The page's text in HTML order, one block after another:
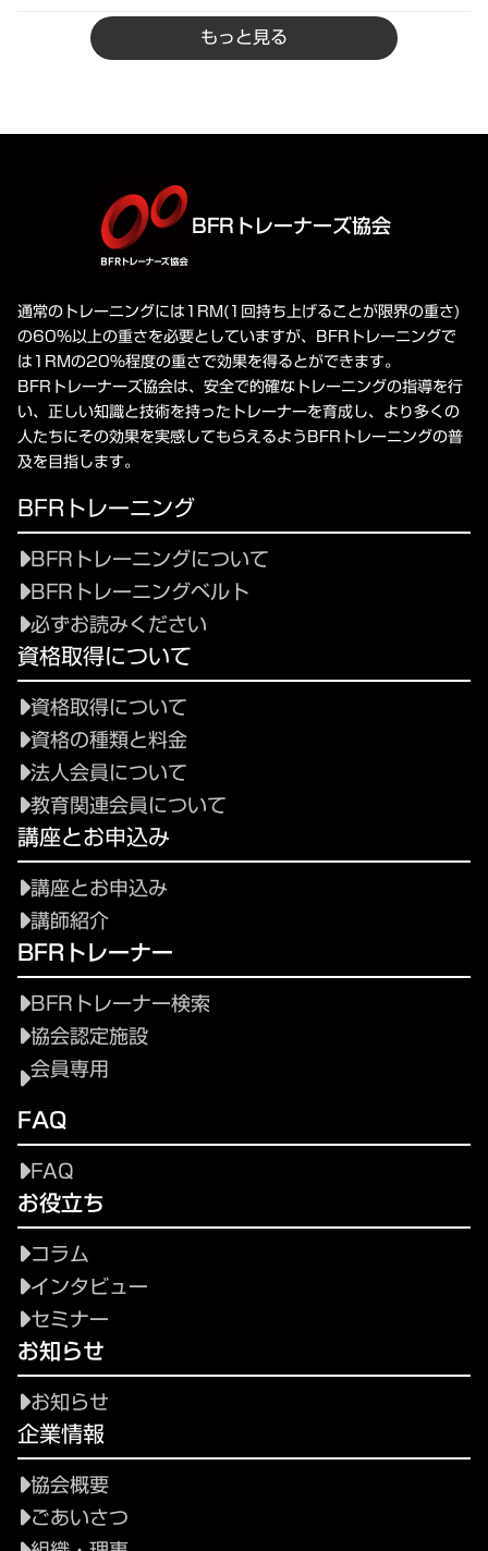
もっと見る
BFRトレーナーズ協会
通常のトレーニングには1RM(1回持ち上げることが限界の重さ)
の60%以上の重さを必要としていますが、BFRトレーニングで
は1RMの20%程度の重さで効果を得るとができます。
BFRトレーナーズ協会は、安全で的確なトレーニングの指導を行
い、正しい知識と技術を持ったトレーナーを育成し、より多くの
人たちにその効果を実感してもらえるようBFRトレーニングの普
及を目指します。
BFRトレーニング
BFRトレーニングについて
BFRトレーニングベルト
必ずお読みください
資格取得について
資格取得について
資格の種類と料金
法人会員について
教育関連会員について
講座とお申込み
講座とお申込み
講師紹介
BFRトレーナー
BFRトレーナー検索
協会認定施設
会員専用
FAQ
FAQ
お役立ち
コラム
インタビュー
セミナー
お知らせ
お知らせ
企業情報
協会概要
ごあいさつ